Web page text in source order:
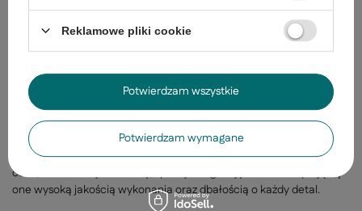
Materiałowy klosz lampCAFEÉemituje ciepłe, subtelne światło,
które tworzyprzytulną atmosferę sprzyjającą relaksowi. Lampy są
doskonałym wyborem do przestrzeni, gdzie liczy się komfort i
ciepło.
KolekcjaCAFEÉod Candellux oferujelampy wiszące oraz lampy
podłogowe
, które doskonale sprawdzą się w salonie, sypialni i
jadalni. Wybórtych nowoczesnych lampto idealne rozwiązanie dla
osób, które cenią harmonię, spokój i elegancję. Charakteryzują się
one wysoką jakością wykonania oraz dbałością o każdy detal.
Reklamowe pliki cookie
Potwierdzam wymagane
Potwierdzam wszystkie